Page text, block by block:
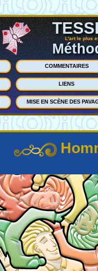
L'art le plus
COMMENTAIRES
LIENS
MISE EN SCÈNE DES